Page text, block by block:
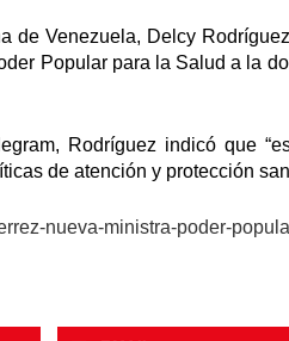
de Venezuela, Delcy
Popular para la Salud a la
Rodríguez indicó que
de atención y protección
nueva-ministra-poder-